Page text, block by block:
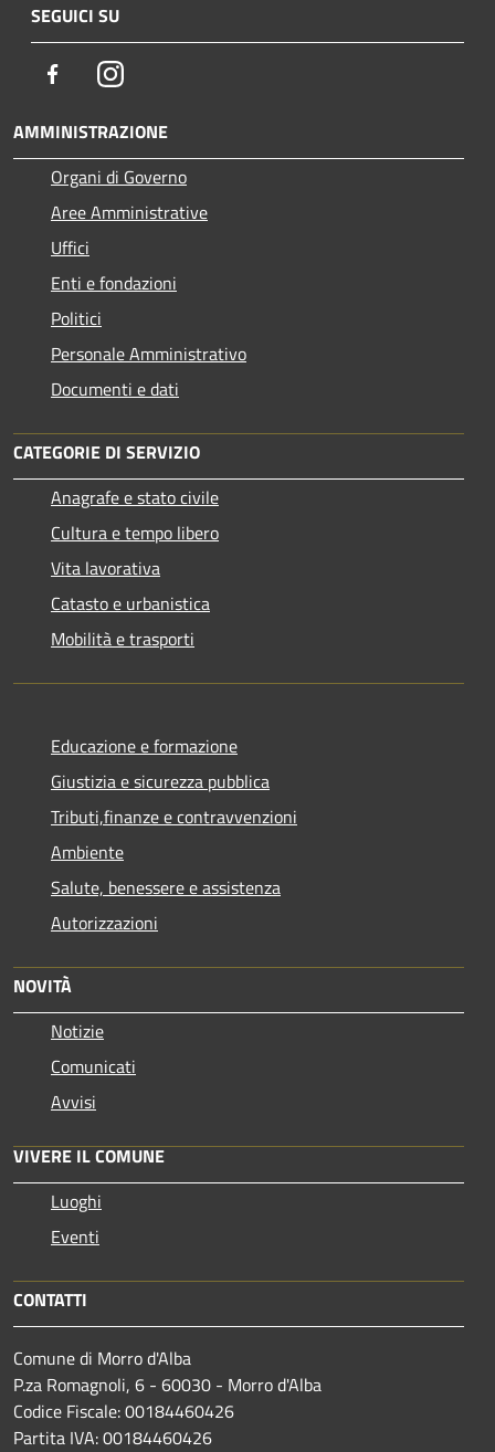
SEGUICI SU
FacebookInstagram
AMMINISTRAZIONE
Organi di Governo
Aree Amministrative
Uffici
Enti e fondazioni
Politici
Personale Amministrativo
Documenti e dati
CATEGORIE DI SERVIZIO
Anagrafe e stato civile
Cultura e tempo libero
Vita lavorativa
Catasto e urbanistica
Mobilità e trasporti
Educazione e formazione
Giustizia e sicurezza pubblica
Tributi,finanze e contravvenzioni
Ambiente
Salute, benessere e assistenza
Autorizzazioni
NOVITÀ
Notizie
Comunicati
Avvisi
VIVERE IL COMUNE
Luoghi
Eventi
CONTATTI
Comune di Morro d'Alba
P.za Romagnoli, 6 - 60030 - Morro d'Alba
Codice Fiscale: 00184460426
Partita IVA: 00184460426